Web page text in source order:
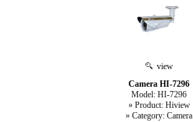
view
Camera HI-7296
Model: HI-7296
» Product: Hiview
» Category: Camera